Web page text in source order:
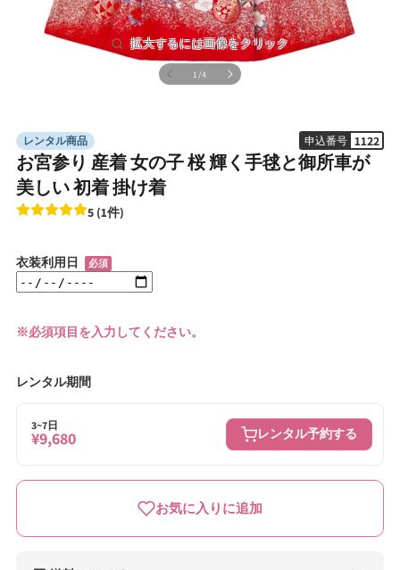
で
メ
デ
ィ
ア
く
1 /の
4
レンタル商品 申込番号 1122
お宮参り 産着 女の子 桜 輝く手毬と御所車が
美しい 初着 掛け着
5 (1件)
衣装利用日 必須
※必須項目を入力してください。
レンタル期間
3~7日
¥9,680 レンタル予約する
お気に入りに追加